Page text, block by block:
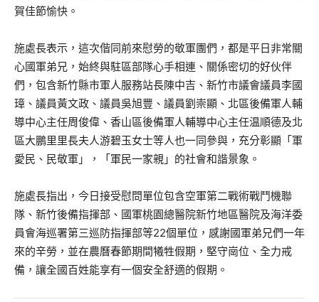
賀佳節愉快。
施處長表示，這次偕同前來慰勞的敬軍團們，都是平日非常關
心國軍弟兄，始終與駐區部隊心手相連、關係密切的好伙伴
們，包含新竹縣市軍人服務站長陳中吉、新竹市議會議員李國
璋、議員黃文政、議員吳旭豐、議員劉崇顯、北區後備軍人輔
導中心主任周俊偉、香山區後備軍人輔導中心主任温順德及北
區大鵬里里長夫人游碧玉女士等人也一同參與，充分彰顯「軍
愛民、民敬軍」，「軍民一家親」的社會和諧景象。
施處長指出，今日接受慰問單位包含空軍第二戰術戰鬥機聯
隊、新竹後備指揮部、國軍桃園總醫院新竹地區醫院及海洋委
員會海巡署第三巡防指揮部等22個單位，感謝國軍弟兄們一年
來的辛勞，並在農曆春節期間犧牲假期，堅守崗位、全力戒
備，讓全國百姓能享有一個安全舒適的假期。